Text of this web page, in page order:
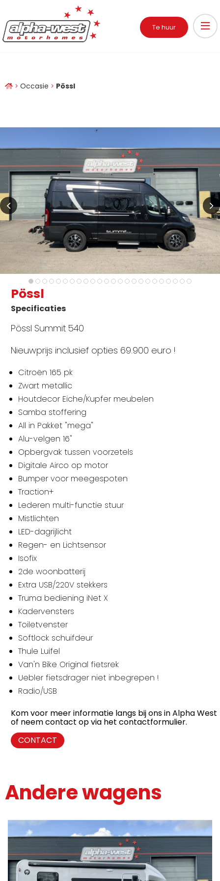
Te huur
Occasie Pössl
Pössl
Specificaties
Pössl Summit 540
Nieuwprijs inclusief opties 69.900 euro !
Citroën 165 pk
Zwart metallic
Houtdecor Eiche/Kupfer meubelen
Samba stoffering
All in Pakket "mega"
Alu-velgen 16"
Opbergvak tussen voorzetels
Digitale Airco op motor
Bumper voor meegespoten
Traction+
Lederen multi-functie stuur
Mistlichten
LED-dagrijlicht
Regen- en Lichtsensor
Isofix
2de woonbatterij
Extra USB/220V stekkers
Truma bediening iNet X
Kadervensters
Toiletvenster
Softlock schuifdeur
Thule Luifel
Van'n Bike Original fietsrek
Uebler fietsdrager niet inbegrepen !
Radio/USB
Kom voor meer informatie langs bij ons in Alpha West
of neem contact op via het contactformulier.
CONTACT
Andere wagens